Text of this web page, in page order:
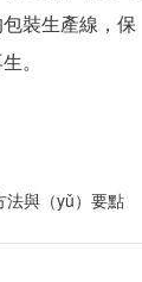
裝生產線，
。
法與（yǔ）要點